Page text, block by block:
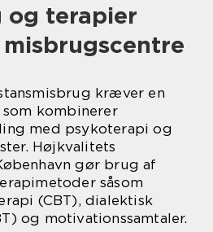
og terapier
kræver en
kombinerer
med psykoterapi og
Højkvalitets
gør brug af
såsom
(CBT), dialektisk
og motivationssamtaler.